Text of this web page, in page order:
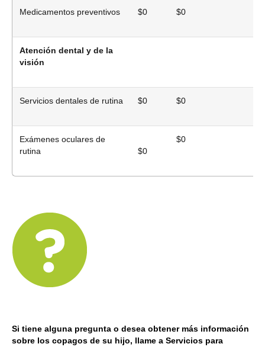
Medicamentos preventivos $0 $0
Atención dental y de la
visión
Servicios dentales de rutina $0 $0
Exámenes oculares de
rutina
$0
$0
Si tiene alguna pregunta o desea obtener más información
sobre los copagos de su hijo, llame a Servicios para